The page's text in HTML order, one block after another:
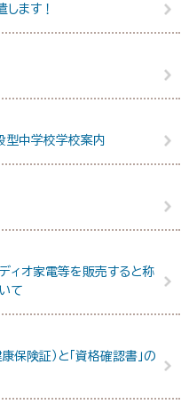
します！
型中学校学校案内
ィオ家電等を販売すると称
て
険証）と「資格確認書」の